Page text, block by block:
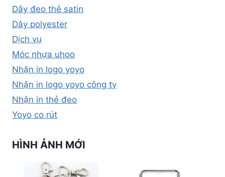
Dây đeo thẻ satin
Dây polyester
Dịch vụ
Móc nhựa uhoo
Nhận in logo yoyo
Nhận in logo yoyo công ty
Nhận in thẻ đeo
Yoyo co rút
HÌNH ẢNH MỚI